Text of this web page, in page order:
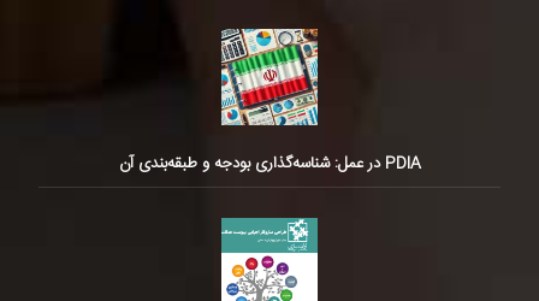
PDIA در عمل: شناسه‌گذاری بودجه و طبقه‌بندی آن